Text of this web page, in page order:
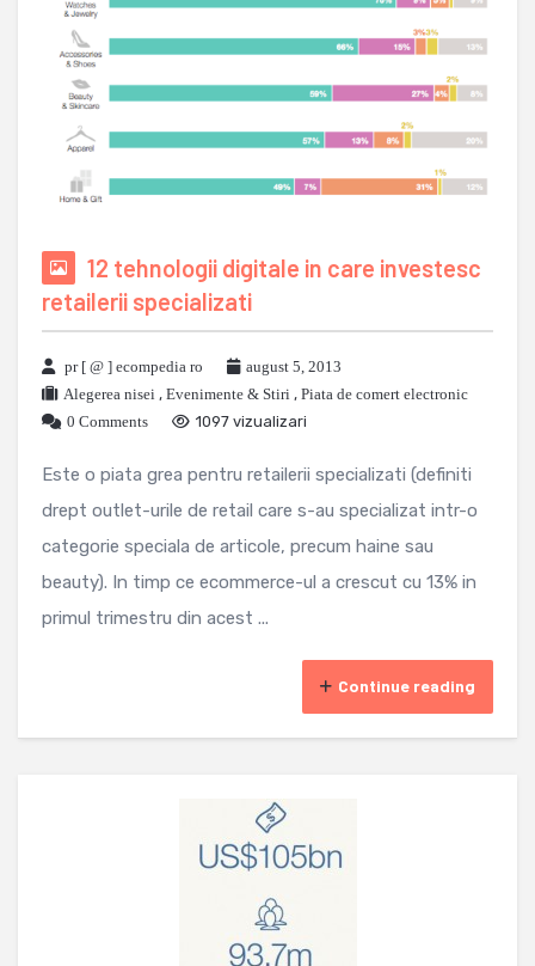
12 tehnologii digitale in care investesc
retailerii specializati
pr [ @ ] ecompedia ro
august 5, 2013
Alegerea nisei , Evenimente & Stiri , Piata de comert electronic
0 Comments
1097 vizualizari
Este o piata grea pentru retailerii specializati (definiti
drept outlet-urile de retail care s-au specializat intr-o
categorie speciala de articole, precum haine sau
beauty). In timp ce ecommerce-ul a crescut cu 13% in
primul trimestru din acest ...
Continue reading